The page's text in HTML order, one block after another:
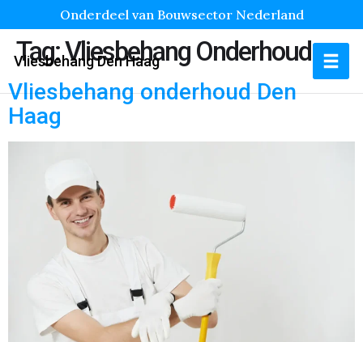
Onderdeel van Bouwsector Nederland
Vliesbehang Den Haag
Tag:Vliesbehang Onderhoud
Vliesbehang onderhoud Den
Haag